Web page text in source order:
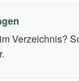
Verzeichnis?